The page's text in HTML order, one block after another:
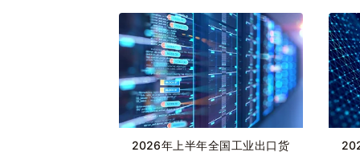
2026年上半年全国工业出口货